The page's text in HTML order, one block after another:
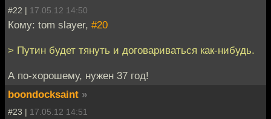
#22 | 17.05.12 14:50
Кому: tom slayer, #20
> Путин будет тянуть и договариваться как-нибудь.
А по-хорошему, нужен 37 год!
boondocksaint »
#23 | 17.05.12 14:51